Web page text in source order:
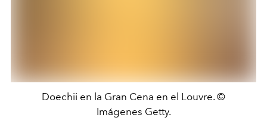
Doechii en la Gran Cena en el Louvre. ©
Imágenes Getty.